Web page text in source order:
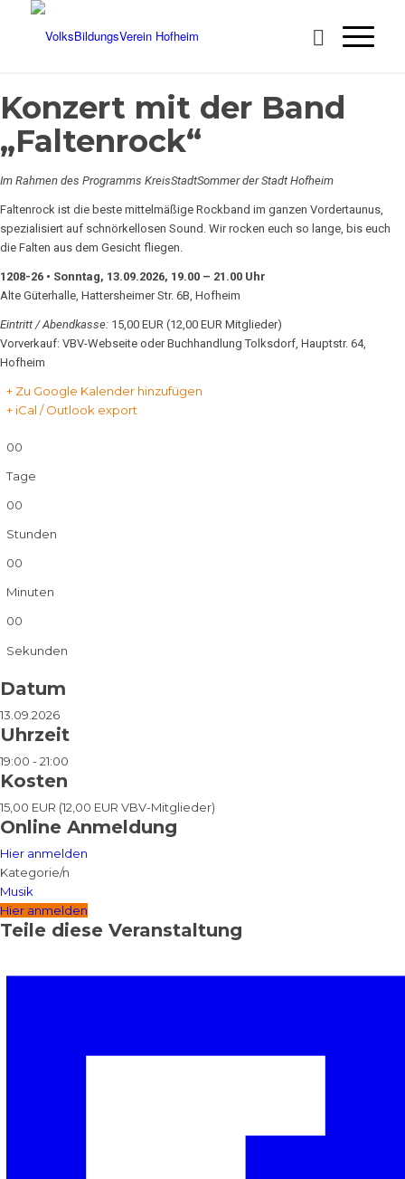
Konzert mit der Band
„Faltenrock“
Im Rahmen des Programms KreisStadtSommer der Stadt Hofheim
Faltenrock ist die beste mittelmäßige Rockband im ganzen Vordertaunus,
spezialisiert auf schnörkellosen Sound. Wir rocken euch so lange, bis euch
die Falten aus dem Gesicht fliegen.
1208-26 • Sonntag, 13.09.2026, 19.00 – 21.00 Uhr
Alte Güterhalle, Hattersheimer Str. 6B, Hofheim
Eintritt / Abendkasse: 15,00 EUR (12,00 EUR Mitglieder)
Vorverkauf: VBV-Webseite oder Buchhandlung Tolksdorf, Hauptstr. 64,
Hofheim
+ Zu Google Kalender hinzufügen
+ iCal / Outlook export
00
Tage
00
Stunden
00
Minuten
00
Sekunden
Datum
13.09.2026
Uhrzeit
19:00 - 21:00
Kosten
15,00 EUR (12,00 EUR VBV-Mitglieder)
Online Anmeldung
Hier anmelden
Kategorie/n
Musik
Hier anmelden
Teile diese Veranstaltung